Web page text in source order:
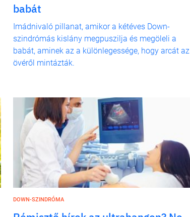
babát
Imádnivaló pillanat, amikor a kétéves Down-
szindrómás kislány megpuszilja és megöleli a
babát, aminek az a különlegessége, hogy arcát az
övéről mintázták.
DOWN-SZINDRÓMA